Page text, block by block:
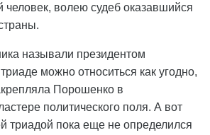
человек, волею судеб оказавшийся
называли президентом
можно относиться как угодно,
Порошенко в
политического поля. А вот
триадой пока еще не определился